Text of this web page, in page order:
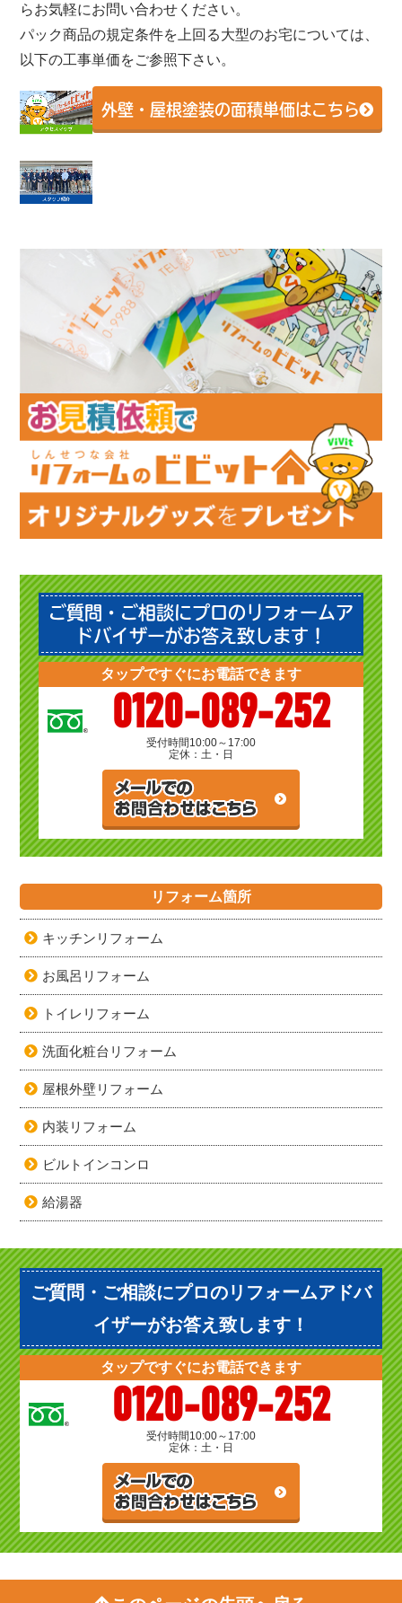
らお気軽にお問い合わせください。
パック商品の規定条件を上回る大型のお宅については、
以下の工事単価をご参照下さい。
外壁・屋根塗装の面積単価はこちら
ご質問・ご相談にプロのリフォームア
ドバイザーがお答え致します！
タップですぐにお電話できます
0120-089-252
受付時間10:00～17:00
定休：土・日
リフォーム箇所
キッチンリフォーム
お風呂リフォーム
トイレリフォーム
洗面化粧台リフォーム
屋根外壁リフォーム
内装リフォーム
ビルトインコンロ
給湯器
ご質問・ご相談にプロのリフォームアドバ
イザーがお答え致します！
タップですぐにお電話できます
0120-089-252
受付時間 10:00～17:00
定休：土・日